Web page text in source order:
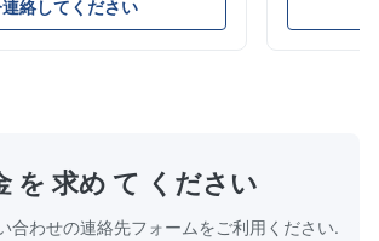
冷媒の流れを正確に制御し、安
、エネルギー効率、信頼性の高
絡してください
ムやコール
を 求め て ください
合わせの連絡先フォームをご利用ください.